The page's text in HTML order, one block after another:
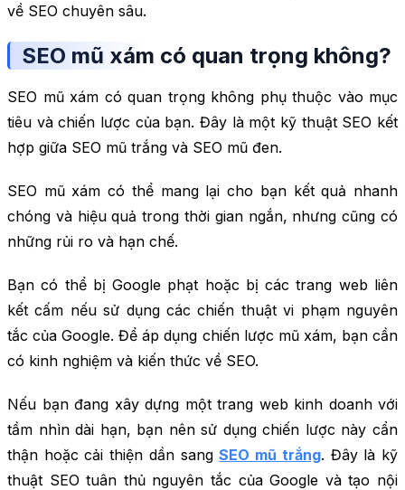
về SEO chuyên sâu.
SEO mũ xám có quan trọng không?
SEO mũ xám có quan trọng không phụ thuộc vào mục
tiêu và chiến lược của bạn. Đây là một kỹ thuật SEO kết
hợp giữa SEO mũ trắng và SEO mũ đen.
SEO mũ xám có thể mang lại cho bạn kết quả nhanh
chóng và hiệu quả trong thời gian ngắn, nhưng cũng có
những rủi ro và hạn chế.
Bạn có thể bị Google phạt hoặc bị các trang web liên
kết cấm nếu sử dụng các chiến thuật vi phạm nguyên
tắc của Google. Để áp dụng chiến lược mũ xám, bạn cần
có kinh nghiệm và kiến thức về SEO.
Nếu bạn đang xây dựng một trang web kinh doanh với
tầm nhìn dài hạn, bạn nên sử dụng chiến lược này cẩn
thận hoặc cải thiện dần sangSEO mũ trắng. Đây là kỹ
thuật SEO tuân thủ nguyên tắc của Google và tạo nội